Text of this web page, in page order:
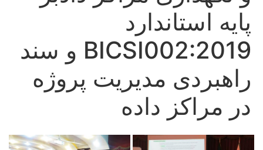
پایه استاندارد
BICSI002:2019 و سند
راهبردی مدیریت پروژه
در مراکز داده